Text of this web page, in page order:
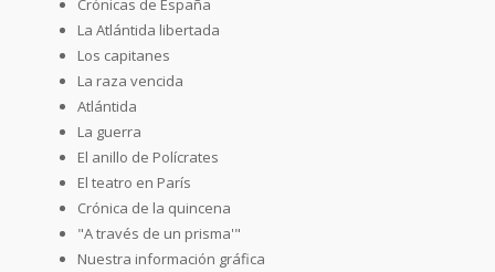
La Atlántida libertada
Los capitanes
La raza vencida
Atlántida
La guerra
El anillo de Polícrates
El teatro en París
Crónica de la quincena
"A través de un prisma'"
Nuestra información gráfica